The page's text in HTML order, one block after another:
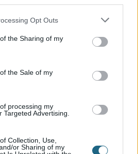
Opt Outs
the Sharing of my
the Sale of my
processing my
Targeted Advertising.
Collection, Use,
or Sharing of my